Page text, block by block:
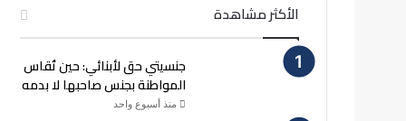
الأكثر مشاهدة
جنسيتي حق لأبنائي: حين تُقاس
المواطنة بجنس صاحبها لا بدمه
منذ أسبوع واحد